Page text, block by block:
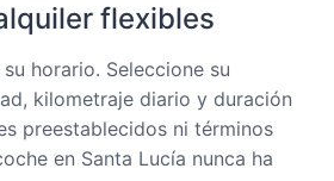
flexibles
horario. Seleccione su
kilometraje diario y duración
preestablecidos ni términos
en Santa Lucía nunca ha